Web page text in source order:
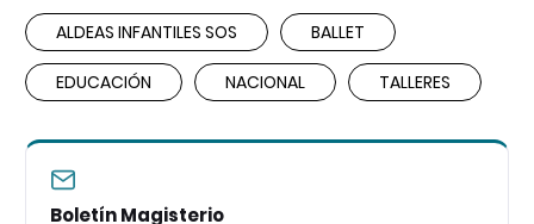
ALDEAS INFANTILES SOS BALLET
EDUCACIÓN NACIONAL TALLERES
Boletín Magisterio